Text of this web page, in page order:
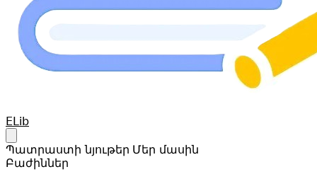
Your Company
ELib
Պատրաստի նյութեր Մեր մասին
Բաժիններ